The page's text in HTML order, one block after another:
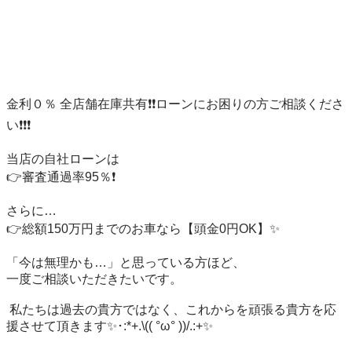
金利０％ 全店舗在庫共有❗️❗️ローンにお困りの方ご相談くださ
い❗️❗️❗️
当店の自社ローンは
👉審査通過率95％❗️
さらに…
👉総額150万円までのお車なら【頭金0円OK】✨
「今は無理かも…」と思っている方ほど、
一度ご相談いただきたいです。
援させて頂きます✨･:*+.\(( °ω° ))/.:+✨